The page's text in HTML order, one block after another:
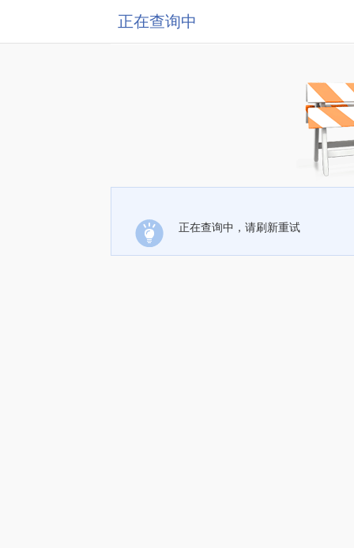
正在查询中
正在查询中，请刷新重试